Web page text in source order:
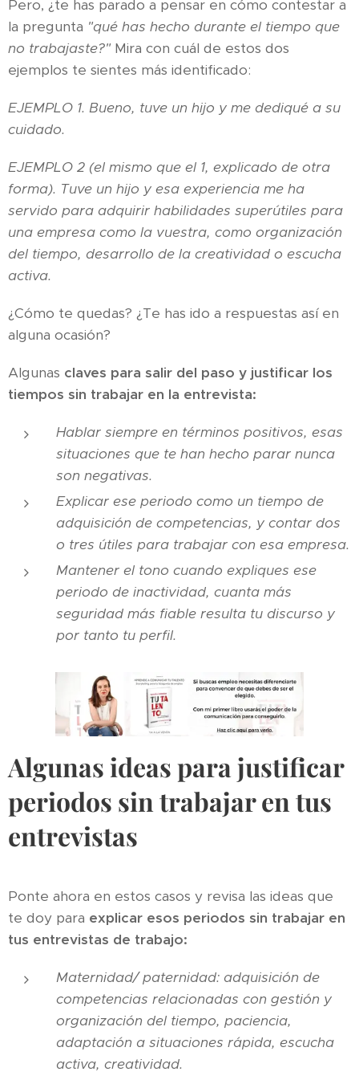
Pero, ¿te has parado a pensar en cómo contestar a
la pregunta "qué has hecho durante el tiempo que
no trabajaste?" Mira con cuál de estos dos
ejemplos te sientes más identificado:
EJEMPLO 1. Bueno, tuve un hijo y me dediqué a su
cuidado.
EJEMPLO 2 (el mismo que el 1, explicado de otra
forma). Tuve un hijo y esa experiencia me ha
servido para adquirir habilidades superútiles para
una empresa como la vuestra, como organización
del tiempo, desarrollo de la creatividad o escucha
activa.
¿Cómo te quedas? ¿Te has ido a respuestas así en
alguna ocasión?
Algunas claves para salir del paso y justificar los
tiempos sin trabajar en la entrevista:
Hablar siempre en términos positivos, esas
situaciones que te han hecho parar nunca
son negativas.
Explicar ese periodo como un tiempo de
adquisición de competencias, y contar dos
o tres útiles para trabajar con esa empresa.
Mantener el tono cuando expliques ese
periodo de inactividad, cuanta más
seguridad más fiable resulta tu discurso y
por tanto tu perfil.
Algunas ideas para justificar
periodos sin trabajar en tus
entrevistas
Ponte ahora en estos casos y revisa las ideas que
te doy para explicar esos periodos sin trabajar en
tus entrevistas de trabajo:
Maternidad/ paternidad: adquisición de
competencias relacionadas con gestión y
organización del tiempo, paciencia,
adaptación a situaciones rápida, escucha
activa, creatividad.